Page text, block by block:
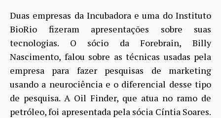
Duas empresas da Incubadora e uma do Instituto
BioRio fizeram apresentações sobre suas
tecnologias. O sócio da Forebrain, Billy
Nascimento, falou sobre as técnicas usadas pela
empresa para fazer pesquisas de marketing
usando a neurociência e o diferencial desse tipo
de pesquisa. A Oil Finder, que atua no ramo de
petróleo, foi apresentada pela sócia Cíntia Soares.